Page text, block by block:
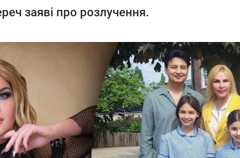
заяві про розлучення.